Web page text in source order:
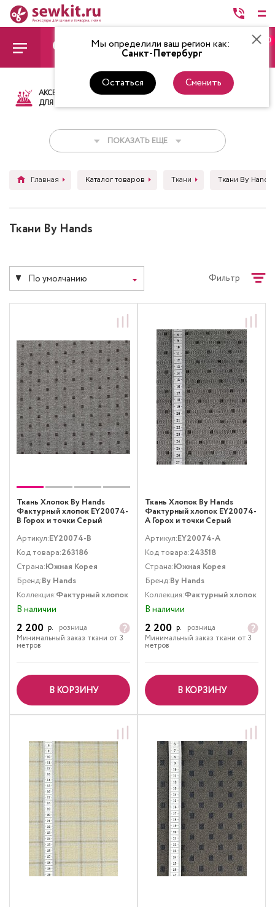
Мы определили ваш регион как:
Санкт-Петербург
Остаться Сменить
0
АКСЕССУАРЫ
ДЛЯ ШИТЬЯ
ТКАНИ НИТКИ
ПОКАЗАТЬ ЕЩЕ
Главная Каталог товаров Ткани Ткани By Hands
Ткани By Hands
По умолчанию Фильтр
Ткань Хлопок By Hands
Фактурный хлопок EY20074-
B Горох и точки Серый
Артикул:EY20074-B
Код товара:263186
Страна:Южная Корея
Бренд:By Hands
Коллекция:Фактурный хлопок
В наличии
2 200 р.
розница
Минимальный заказ ткани от 3
метров
В КОРЗИНУ
Ткань Хлопок By Hands
Фактурный хлопок EY20074-
A Горох и точки Серый
Артикул:EY20074-A
Код товара:243518
Страна:Южная Корея
Бренд:By Hands
Коллекция:Фактурный хлопок
В наличии
2 200 р.
розница
Минимальный заказ ткани от 3
метров
В КОРЗИНУ